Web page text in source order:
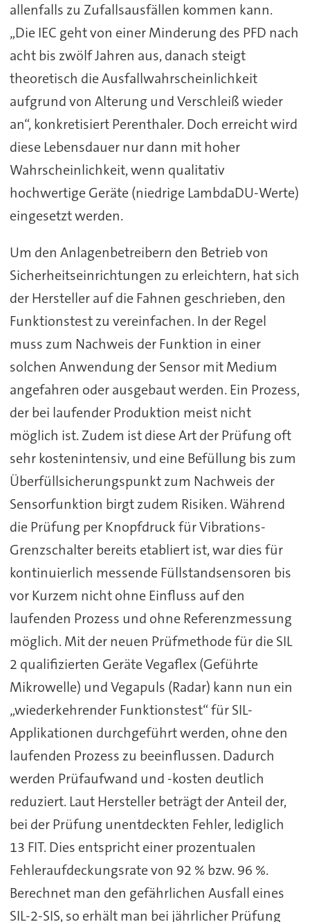
allenfalls zu Zufallsausfällen kommen kann.
„Die IEC geht von einer Minderung des PFD nach
acht bis zwölf Jahren aus, danach steigt
theoretisch die Ausfallwahrscheinlichkeit
aufgrund von Alterung und Verschleiß wieder
an“, konkretisiert Perenthaler. Doch erreicht wird
diese Lebensdauer nur dann mit hoher
Wahrscheinlichkeit, wenn qualitativ
hochwertige Geräte (niedrige LambdaDU-Werte)
eingesetzt werden.
Um den Anlagenbetreibern den Betrieb von
Sicherheitseinrichtungen zu erleichtern, hat sich
der Hersteller auf die Fahnen geschrieben, den
Funktionstest zu vereinfachen. In der Regel
muss zum Nachweis der Funktion in einer
solchen Anwendung der Sensor mit Medium
angefahren oder ausgebaut werden. Ein Prozess,
der bei laufender Produktion meist nicht
möglich ist. Zudem ist diese Art der Prüfung oft
sehr kostenintensiv, und eine Befüllung bis zum
Überfüllsicherungspunkt zum Nachweis der
Sensorfunktion birgt zudem Risiken. Während
die Prüfung per Knopfdruck für Vibrations-
Grenzschalter bereits etabliert ist, war dies für
kontinuierlich messende Füllstandsensoren bis
vor Kurzem nicht ohne Einfluss auf den
laufenden Prozess und ohne Referenzmessung
möglich. Mit der neuen Prüfmethode für die SIL
2 qualifizierten Geräte Vegaflex (Geführte
Mikrowelle) und Vegapuls (Radar) kann nun ein
„wiederkehrender Funktionstest“ für SIL-
Applikationen durchgeführt werden, ohne den
laufenden Prozess zu beeinflussen. Dadurch
werden Prüfaufwand und -kosten deutlich
reduziert. Laut Hersteller beträgt der Anteil der,
bei der Prüfung unentdeckten Fehler, lediglich
13 FIT. Dies entspricht einer prozentualen
Fehleraufdeckungsrate von 92 % bzw. 96 %.
Berechnet man den gefährlichen Ausfall eines
SIL-2-SIS, so erhält man bei jährlicher Prüfung